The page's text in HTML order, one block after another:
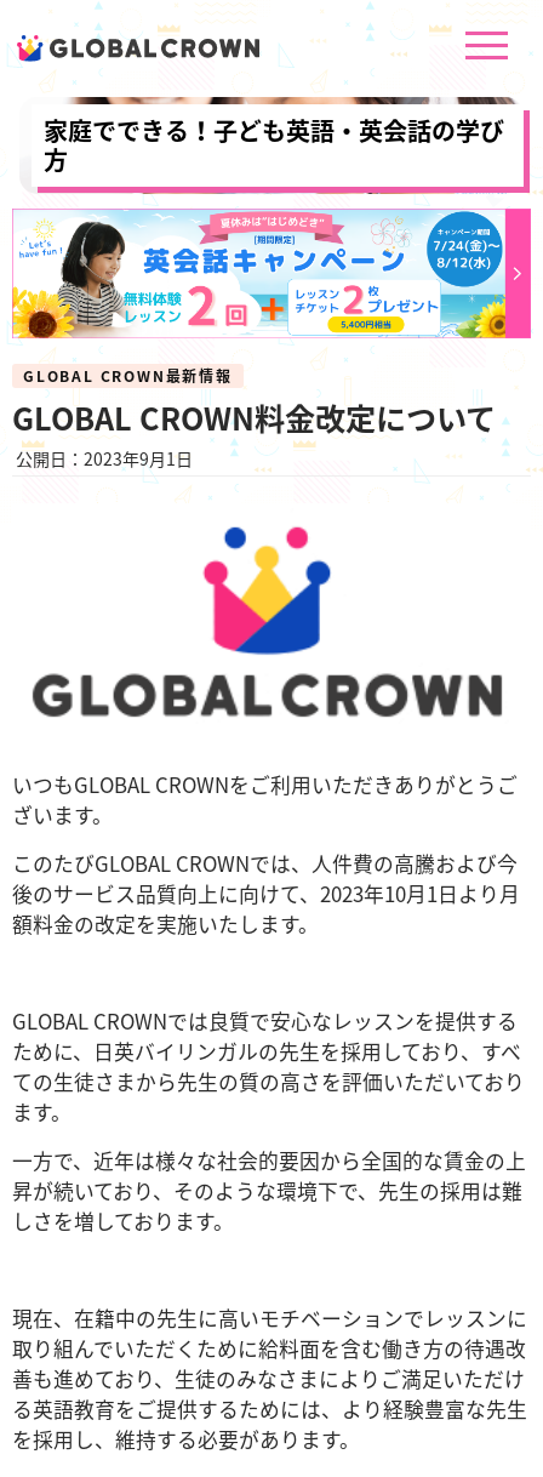
家庭でできる！子ども英語・英会話の学び
方
GLOBAL CROWN最新情報
GLOBAL CROWN料金改定について
公開日：2023年9月1日
いつもGLOBAL CROWNをご利用いただきありがとうご
ざいます。
このたびGLOBAL CROWNでは、人件費の高騰および今
後のサービス品質向上に向けて、2023年10月1日より月
額料金の改定を実施いたします。
GLOBAL CROWNでは良質で安心なレッスンを提供する
ために、日英バイリンガルの先生を採用しており、すべ
ての生徒さまから先生の質の高さを評価いただいており
ます。
一方で、近年は様々な社会的要因から全国的な賃金の上
昇が続いており、そのような環境下で、先生の採用は難
しさを増しております。
現在、在籍中の先生に高いモチベーションでレッスンに
取り組んでいただくために給料面を含む働き方の待遇改
善も進めており、生徒のみなさまによりご満足いただけ
る英語教育をご提供するためには、より経験豊富な先生
を採用し、維持する必要があります。